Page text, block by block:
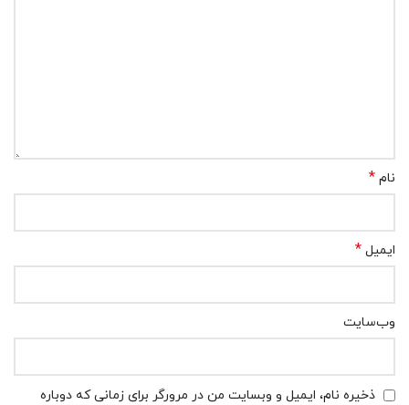
نام *
ایمیل *
وب‌سایت
ذخیره نام، ایمیل و وبسایت من در مرورگر برای زمانی که دوباره